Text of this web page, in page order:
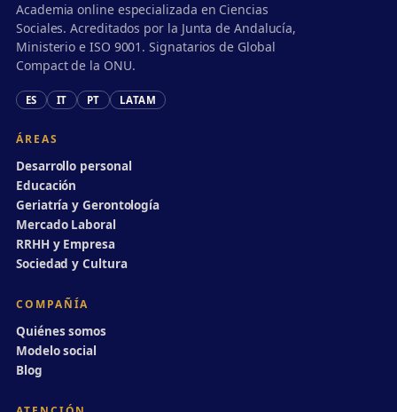
Academia online especializada en Ciencias
Sociales. Acreditados por la Junta de Andalucía,
Ministerio e ISO 9001. Signatarios de Global
Compact de la ONU.
ES IT PT LATAM
ÁREAS
Desarrollo personal
Educación
Geriatría y Gerontología
Mercado Laboral
RRHH y Empresa
Sociedad y Cultura
COMPAÑÍA
Quiénes somos
Modelo social
Blog